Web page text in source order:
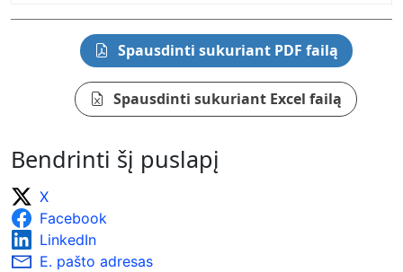
Spausdinti sukuriant PDF failą
Spausdinti sukuriant Excel failą
Bendrinti šį puslapį
X
Facebook
LinkedIn
E. pašto adresas